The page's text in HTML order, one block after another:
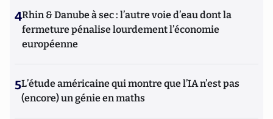
4Rhin & Danube à sec : l’autre voie d’eau dont la
fermeture pénalise lourdement l’économie
européenne
5L’étude américaine qui montre que l’IA n’est pas
(encore) un génie en maths